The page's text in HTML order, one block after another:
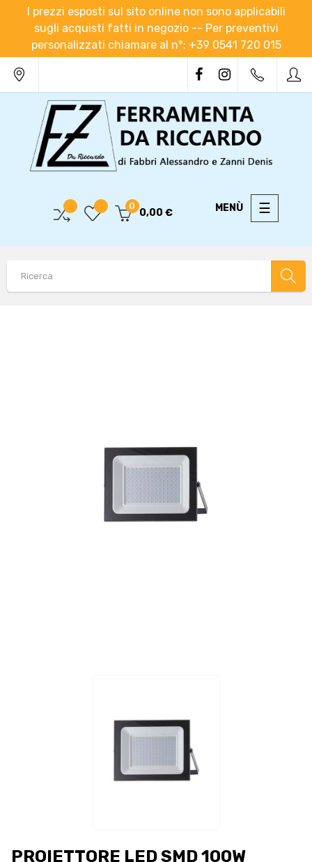
I prezzi esposti sul sito online non sono applicabili
sugli acquisti fatti in negozio -- Per preventivi
personalizzati chiamare al n°: +39 0541 720 015
Toggle
☰
0
0,00 €
PROIETTORE LED SMD 100W